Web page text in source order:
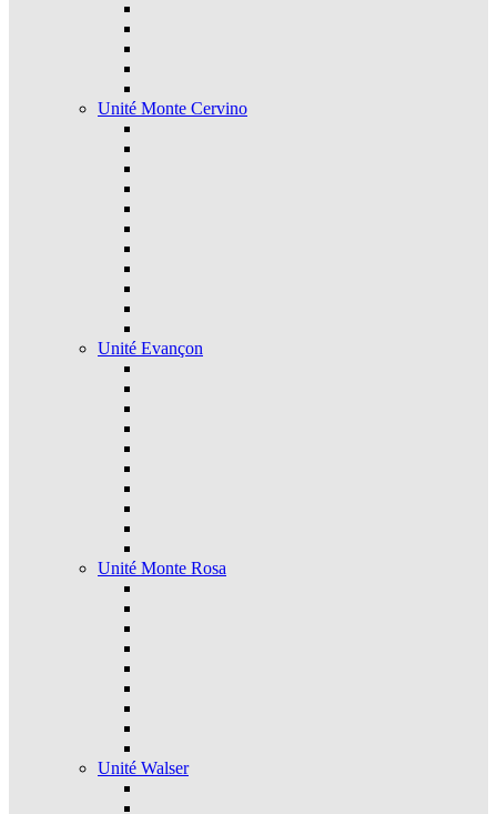
Unité Monte Cervino
Unité Evançon
Unité Monte Rosa
Unité Walser